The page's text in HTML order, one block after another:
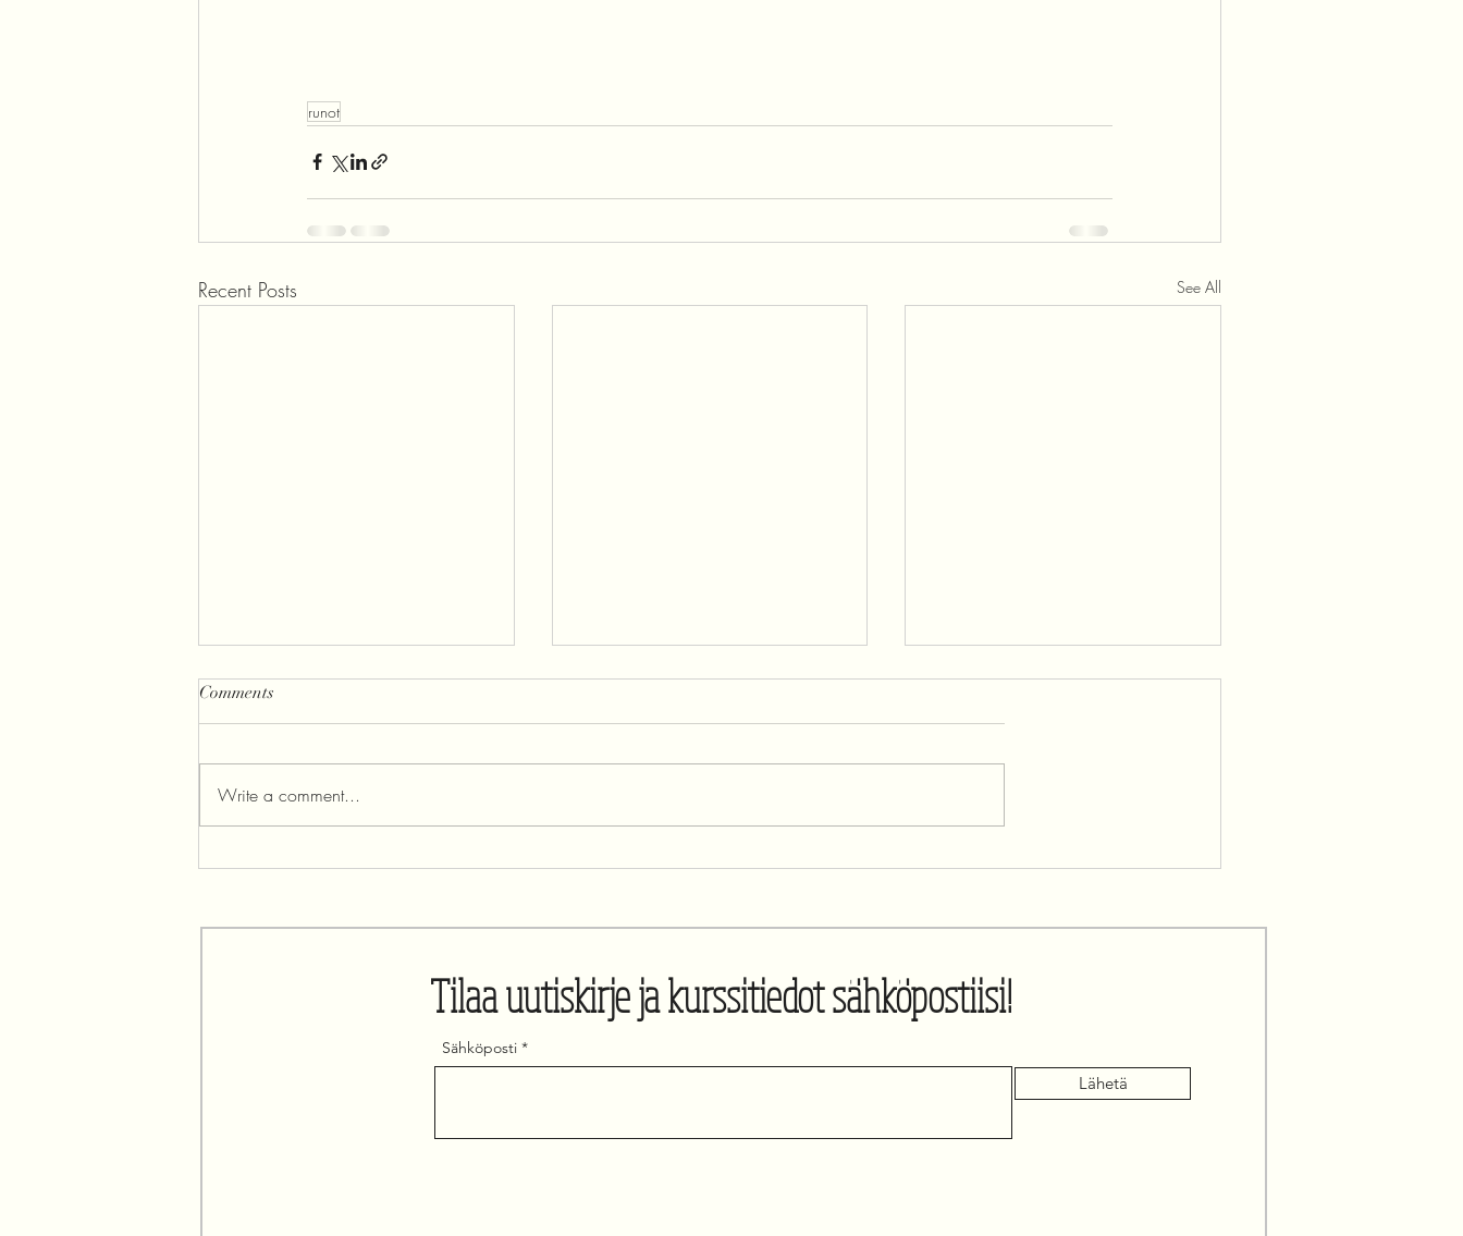
runot
Recent Posts See All
Mutta mitä teki Vapaus?
Comments
Write a comment...
Tilaa uutiskirje ja kurssitiedot sähköpostiisi!
Sähköposti
Lähetä